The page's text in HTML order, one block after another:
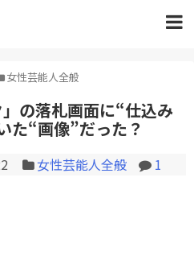
女性芸能人全般
の落札画面に“仕込み
た“画像”だった？
女性芸能人全般 1